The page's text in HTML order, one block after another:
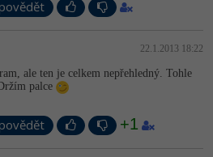
22.1.2013 18:22
ale ten je celkem nepřehledný. Tohle
palce
+1